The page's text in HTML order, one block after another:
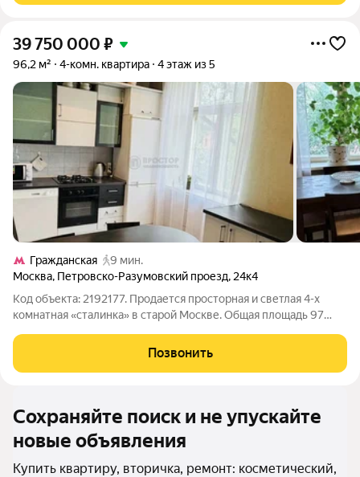
39 750 000 ₽
96,2 м² 4-комн. квартира 4 этаж из 5
Гражданская
9 мин.
Москва, Петровско-Разумовский проезд, 24к4
Код объекта: 2192177. Продается просторная и светлая 4-х
комнатная «сталинка» в старой Москве. Общая площадь 97
застекленных балкона Оснащение и комфорт Квартира
расположена на 4 этаже 5-этажного
Позвонить
Сохраняйте поиск и не упускайте
новые объявления
Купить квартиру, вторичка, ремонт: косметический,